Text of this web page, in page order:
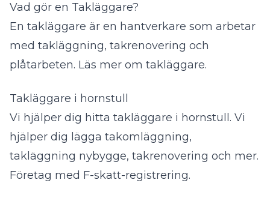
Vad gör en Takläggare?
En takläggare är en hantverkare som arbetar
med takläggning, takrenovering och
plåtarbeten. Läs mer om takläggare.
Takläggare i hornstull
Vi hjälper dig hitta takläggare i hornstull. Vi
hjälper dig lägga takomläggning,
takläggning nybygge, takrenovering och mer.
Företag med F-skatt-registrering.